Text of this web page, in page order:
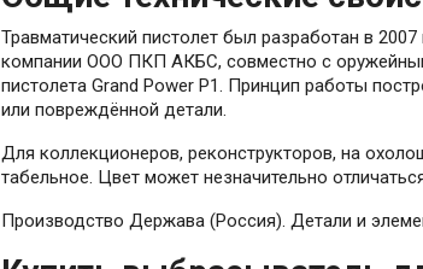
Травматический пистолет был разработан в
компании ООО ПКП АКБС, совместно с
пистолета Grand Power P1. Принцип работы
или повреждённой детали.
Для коллекционеров, реконструкторов, на
табельное. Цвет может незначительно
Производство Держава (Россия). Детали и